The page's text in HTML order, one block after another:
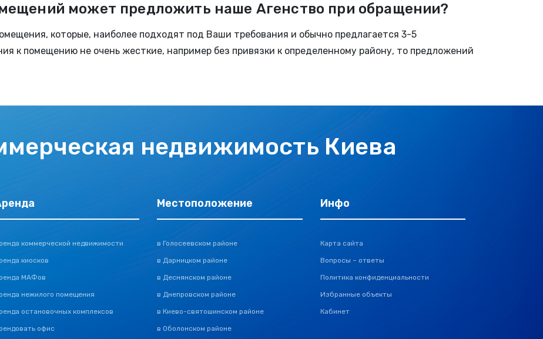
может предложить наше Агенство при обращении?
которые, наиболее подходят под Ваши требования и обычно предлагается 3-5
к помещению не очень жесткие, например без привязки к определенному району, то предложений
недвижимость Киева
коммерческой недвижимости
киосков
МАФов
нежилого помещения
остановочных комплексов
офис
Местоположение
в Голосеевском районе
в Дарницком районе
в Деснянском районе
в Днепровском районе
в Киево-святошинском районе
в Оболонском районе
Инфо
Карта сайта
Вопросы – ответы
Политика конфиденциальности
Избранные объекты
Кабинет